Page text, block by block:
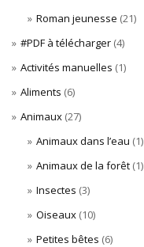
Roman jeunesse (21)
#PDF à télécharger (4)
Activités manuelles (1)
Aliments (6)
Animaux (27)
Animaux dans l’eau (1)
Animaux de la forêt(1)
Insectes (3)
Oiseaux(10)
Petites bêtes (6)